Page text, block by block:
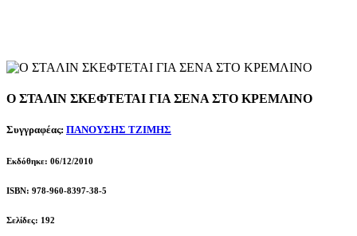
Ο ΣΤΑΛΙΝ ΣΚΕΦΤΕΤΑΙ ΓΙΑ ΣΕΝΑ ΣΤΟ ΚΡΕΜΛΙΝΟ
Συγγραφέας: ΠΑΝΟΥΣΗΣ ΤΖΙΜΗΣ
Εκδόθηκε: 06/12/2010
ISBN: 978-960-8397-38-5
Σελίδες: 192